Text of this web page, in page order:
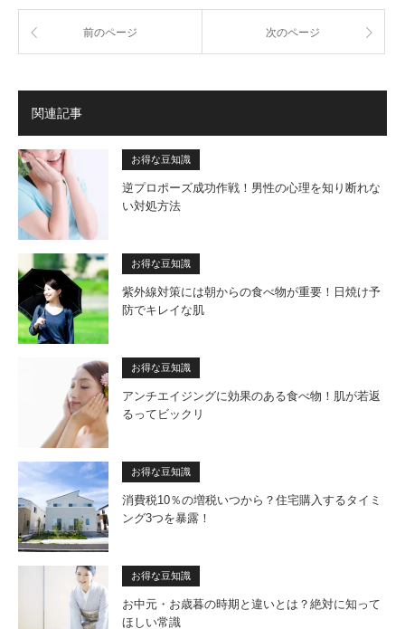
前のページ 次のページ
関連記事
お得な豆知識
逆プロポーズ成功作戦！男性の心理を知り断れな
い対処方法
お得な豆知識
紫外線対策には朝からの食べ物が重要！日焼け予
防でキレイな肌
お得な豆知識
アンチエイジングに効果のある食べ物！肌が若返
るってビックリ
お得な豆知識
消費税10％の増税いつから？住宅購入するタイミ
ング3つを暴露！
お得な豆知識
お中元・お歳暮の時期と違いとは？絶対に知って
ほしい常識